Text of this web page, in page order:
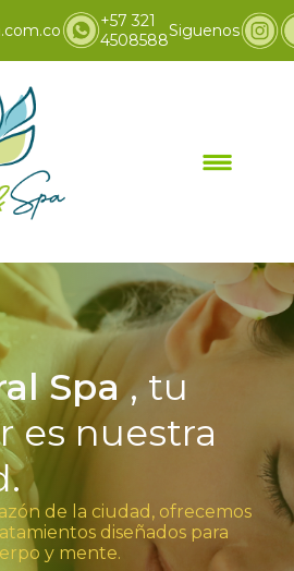
+57 321
4508588Siguenos
Spa, tu
es nuestra
de la ciudad, ofrecemos
diseñados para
y mente.